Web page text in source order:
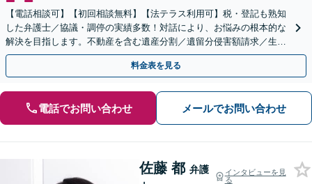
【電話相談可】【初回相談無料】【法テラス利用可】税・登記も熟知
した弁護士／協議・調停の実績多数！対話により、お悩みの根本的な
解決を目指します。不動産を含む遺産分割／遺留分侵害額請求／生前
対策を全面的にサポート【完全個室】【大宮駅3分】
料金表を見る
電話でお問い合わせ メールでお問い合わせ
佐藤 都 弁護
インタビューを見
る